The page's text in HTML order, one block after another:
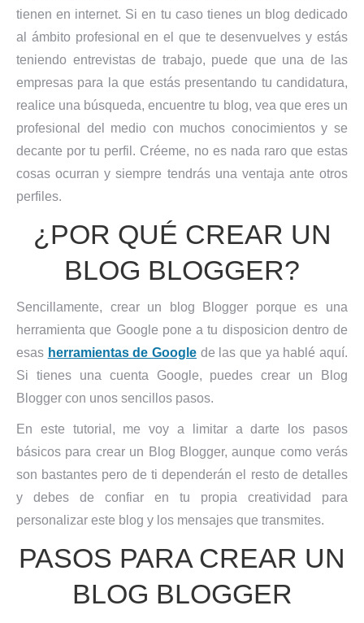
tienen en internet. Si en tu caso tienes un blog dedicado
al ámbito profesional en el que te desenvuelves y estás
teniendo entrevistas de trabajo, puede que una de las
empresas para la que estás presentando tu candidatura,
realice una búsqueda, encuentre tu blog, vea que eres un
profesional del medio con muchos conocimientos y se
decante por tu perfil. Créeme, no es nada raro que estas
cosas ocurran y siempre tendrás una ventaja ante otros
perfiles.
¿POR QUÉ CREAR UN
BLOG BLOGGER?
Sencillamente, crear un blog Blogger porque es una
herramienta que Google pone a tu disposicion dentro de
esas herramientas de Google de las que ya hablé aquí.
Si tienes una cuenta Google, puedes crear un Blog
Blogger con unos sencillos pasos.
En este tutorial, me voy a limitar a darte los pasos
básicos para crear un Blog Blogger, aunque como verás
son bastantes pero de ti dependerán el resto de detalles
y debes de confiar en tu propia creatividad para
personalizar este blog y los mensajes que transmites.
PASOS PARA CREAR UN
BLOG BLOGGER